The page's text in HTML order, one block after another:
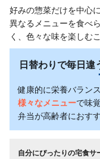
好みの惣菜だけを中心
異なるメニューを食べ
く、色々な味を楽しむ
日替わりで毎日
健康的に栄養バラン
様々なメニューで味
弁当が高齢者におすす
自分にぴったりの宅食